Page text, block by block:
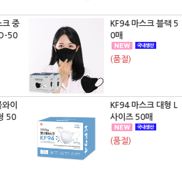
크 중
50
KF94 마스크 블랙 5
0매
(품절)
이
50
KF94 마스크 대형 L
사이즈 50매
(품절)